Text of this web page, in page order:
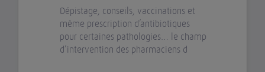
Dépistage, conseils, vaccinations et
même prescription d’antibiotiques
pour certaines pathologies… le champ
d’intervention des pharmaciens d